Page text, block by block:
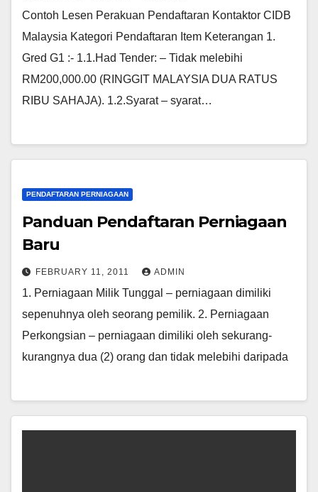
Contoh Lesen Perakuan Pendaftaran Kontaktor CIDB
Malaysia Kategori Pendaftaran Item Keterangan 1.
Gred G1 :- 1.1.Had Tender: – Tidak melebihi
RM200,000.00 (RINGGIT MALAYSIA DUA RATUS
RIBU SAHAJA). 1.2.Syarat – syarat…
PENDAFTARAN PERNIAGAAN
Panduan Pendaftaran Perniagaan
Baru
FEBRUARY 11, 2011 ADMIN
1. Perniagaan Milik Tunggal – perniagaan dimiliki
sepenuhnya oleh seorang pemilik. 2. Perniagaan
Perkongsian – perniagaan dimiliki oleh sekurang-
kurangnya dua (2) orang dan tidak melebihi daripada